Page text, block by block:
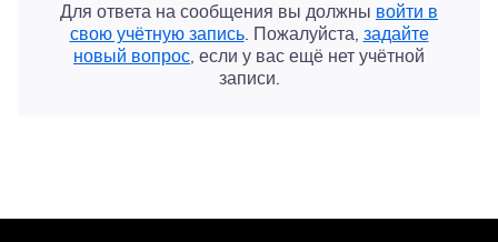
Для ответа на сообщения вы должны войти в
свою учётную запись. Пожалуйста, задайте
новый вопрос, если у вас ещё нет учётной
записи.